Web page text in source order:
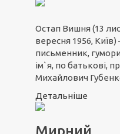
Остап Вишня (13
вересня 1956,
письменник,
ім`я, по батькові,
Михайлович
Детальніше
Мирний